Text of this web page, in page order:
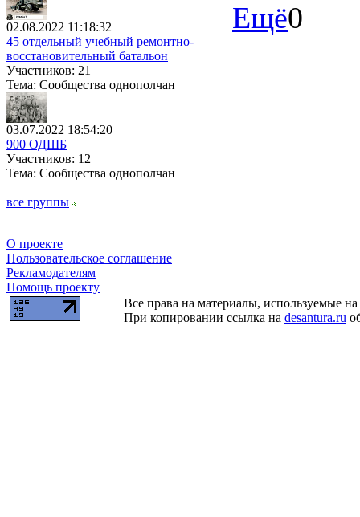
02.08.2022 11:18:32
45 отдельный учебный ремонтно-
восстановительный батальон
Участников: 21
Тема: Сообщества однополчан
03.07.2022 18:54:20
900 ОДШБ
Участников: 12
Тема: Сообщества однополчан
все группы
О проекте
Пользовательское соглашение
Рекламодателям
Помощь проекту
Ещё0
Все права на материалы, используемые
При копировании ссылка на desantura.ru